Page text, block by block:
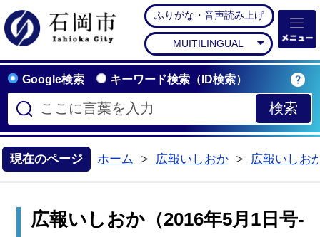
石岡市公式ホームペー
ふりがな・音声読み上げ
MUITILINGUAL
Google検索 キーワード検索（ID検索）
現在のページ ホーム
広報いしおか
広報いしお
広報いしおか（2016年5月1日号-